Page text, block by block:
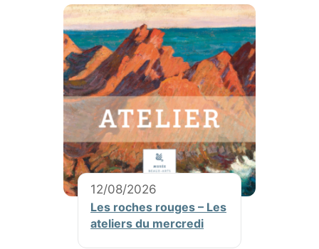
12/08/2026
Les roches rouges – Les
ateliers du mercredi